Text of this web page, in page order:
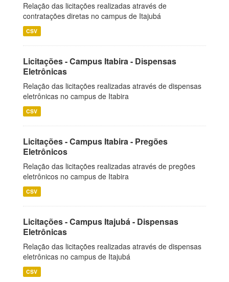
Relação das licitações realizadas através de
contratações diretas no campus de Itajubá
CSV
Licitações - Campus Itabira - Dispensas
Eletrônicas
Relação das licitações realizadas através de dispensas
eletrônicas no campus de Itabira
CSV
Licitações - Campus Itabira - Pregões
Eletrônicos
Relação das licitações realizadas através de pregões
eletrônicos no campus de Itabira
CSV
Licitações - Campus Itajubá - Dispensas
Eletrônicas
Relação das licitações realizadas através de dispensas
eletrônicas no campus de Itajubá
CSV